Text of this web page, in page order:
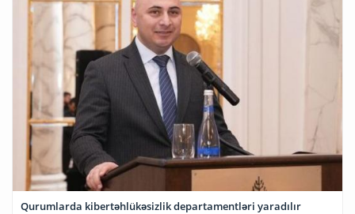
Qurumlarda kibertəhlükəsizlik departamentləri yaradılır